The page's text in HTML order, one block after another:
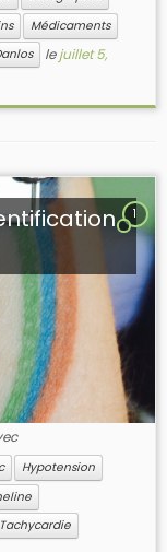
Médicaments
lejuillet 5,
1
Hypotension
Tachycardie